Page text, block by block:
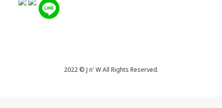
2022 © J n' W All Rights Reserved.